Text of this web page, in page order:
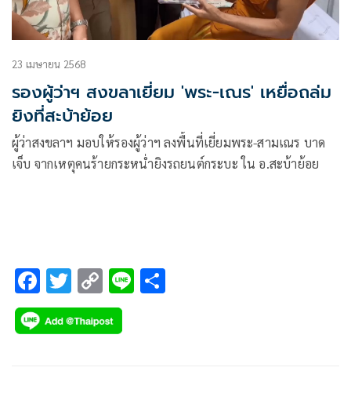
นักเรียน โรงเรียน วรนารีเฉลิม จังหวัดสงขลา เพื่อสร้าง
วัฒนธรรมความปลอดภัยบนท้องถนนแก่นักเรียนและชุมชนใน
23 เมษายน 2568
รองผู้ว่าฯ สงขลาเยี่ยม 'พระ-เณร' เหยื่อถล่ม
ยิงที่สะบ้าย้อย
ผู้ว่าสงขลาฯ มอบให้รองผู้ว่าฯ ลงพื้นที่เยี่ยมพระ-สามเณร บาด
เจ็บ จากเหตุคนร้ายกระหน่ำยิงรถยนต์กระบะ ใน อ.สะบ้าย้อย
F
ac
e
T
wi
tt
C
o
p
Li